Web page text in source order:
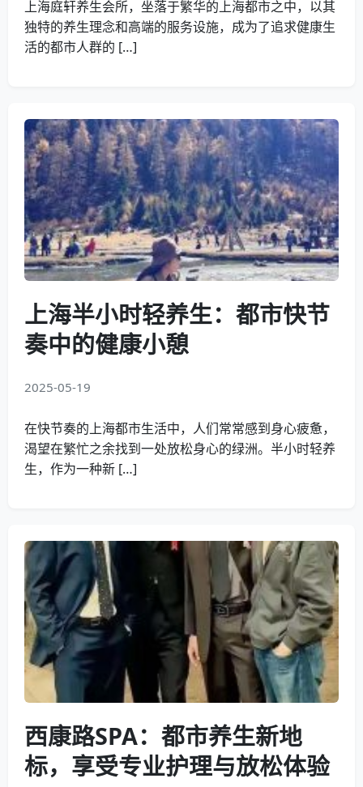
上海庭轩养生会所，坐落于繁华的上海都市之中，以其
独特的养生理念和高端的服务设施，成为了追求健康生
活的都市人群的 […]
上海半小时轻养生：都市快节
奏中的健康小憩
2025-05-19
在快节奏的上海都市生活中，人们常常感到身心疲惫，
渴望在繁忙之余找到一处放松身心的绿洲。半小时轻养
生，作为一种新 […]
西康路SPA：都市养生新地
标，享受专业护理与放松体验